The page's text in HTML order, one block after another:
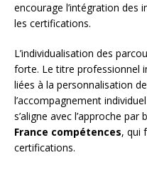
encourage l’intégration des
les certifications.
L’individualisation des
forte. Le titre professionnel
liées à la personnalisation
l’accompagnement
s’aligne avec l’approche
France compétences, qui
certifications.